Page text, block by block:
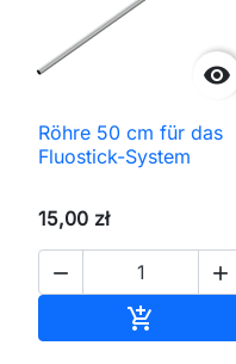

Röhre 50 cm für das
Fluostick-System
15,00 zł
 
